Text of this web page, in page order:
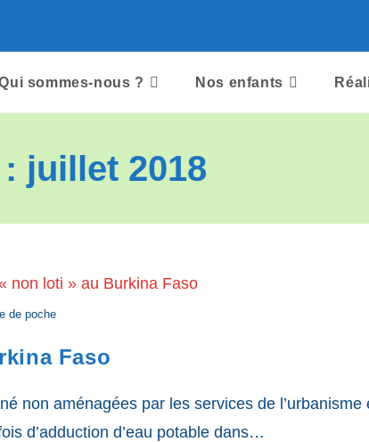
sommes-nous ? Nos enfants
juillet 2018
de poche
Faso
non aménagées par les services de l’urbanisme
d’adduction d’eau potable dans…